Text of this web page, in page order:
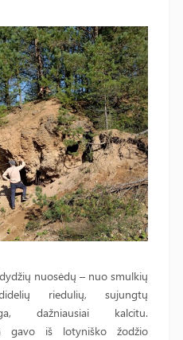
nuosėdų – nuo smulkių
riedulių, sujungtų
dažniausiai kalcitu.
gavo iš lotyniško žodžio